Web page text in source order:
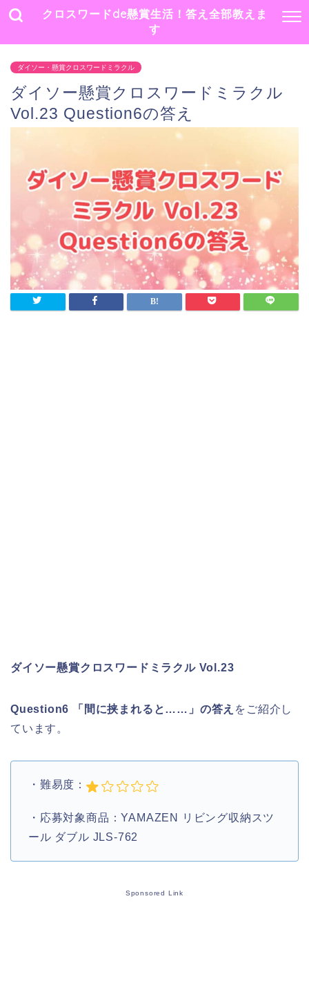
クロスワードde懸賞生活！答え全部教えま
す
ダイソー・懸賞クロスワードミラクル
ダイソー懸賞クロスワードミラクル
Vol.23 Question6の答え
ダイソー懸賞クロスワードミラクル Vol.23
Question6 「間に挟まれると……」の答え をご紹介し
ています。
・難易度：
・応募対象商品：YAMAZEN リビング収納スツ
ール ダブル JLS-762
Sponsored Link